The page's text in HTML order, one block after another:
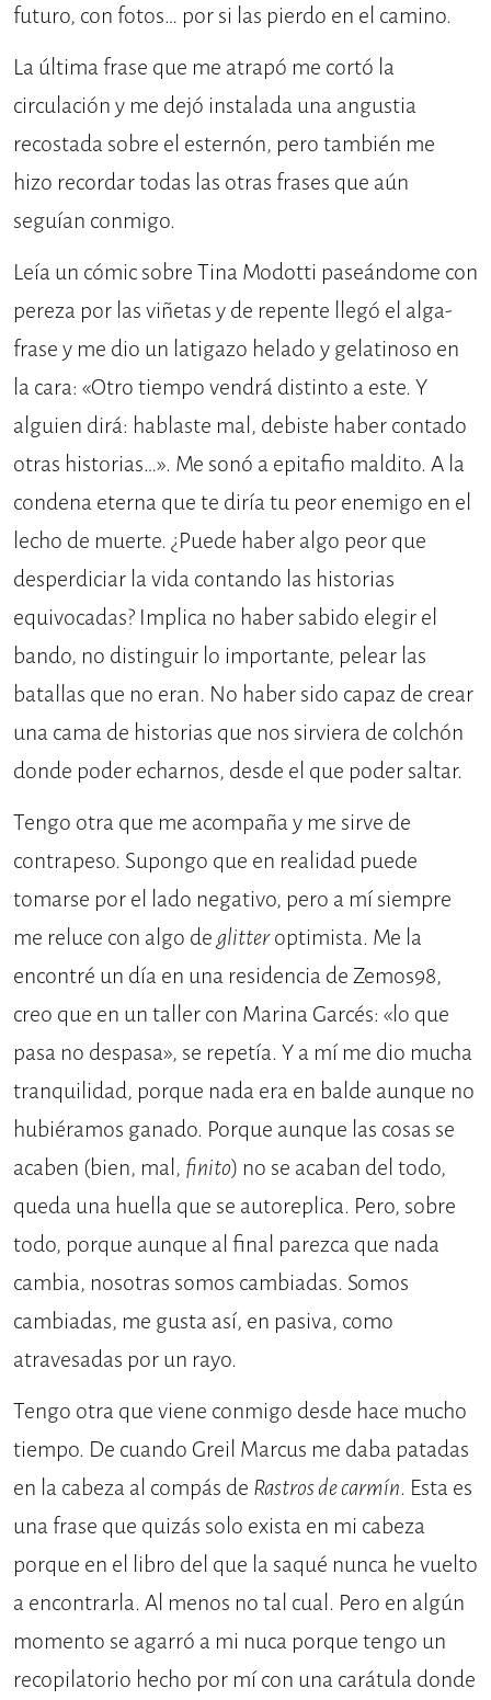
futuro, con fotos… por si las pierdo en el camino.
La última frase que me atrapó me cortó la
circulación y me dejó instalada una angustia
recostada sobre el esternón, pero también me
hizo recordar todas las otras frases que aún
seguían conmigo.
Leía un cómic sobre Tina Modotti paseándome con
pereza por las viñetas y de repente llegó el alga-
frase y me dio un latigazo helado y gelatinoso en
la cara: «Otro tiempo vendrá distinto a este. Y
alguien dirá: hablaste mal, debiste haber contado
otras historias…». Me sonó a epitafio maldito. A la
condena eterna que te diría tu peor enemigo en el
lecho de muerte. ¿Puede haber algo peor que
desperdiciar la vida contando las historias
equivocadas? Implica no haber sabido elegir el
bando, no distinguir lo importante, pelear las
batallas que no eran. No haber sido capaz de crear
una cama de historias que nos sirviera de colchón
donde poder echarnos, desde el que poder saltar.
Tengo otra que me acompaña y me sirve de
contrapeso. Supongo que en realidad puede
tomarse por el lado negativo, pero a mí siempre
me reluce con algo deglitteroptimista. Me la
encontré un día en una residencia de Zemos98,
creo que en un taller con Marina Garcés: «lo que
pasa no despasa», se repetía. Y a mí me dio mucha
tranquilidad, porque nada era en balde aunque no
hubiéramos ganado. Porque aunque las cosas se
acaben (bien, mal, finito) no se acaban del todo,
queda una huella que se autoreplica. Pero, sobre
todo, porque aunque al final parezca que nada
cambia, nosotras somos cambiadas. Somos
cambiadas, me gusta así, en pasiva, como
atravesadas por un rayo.
Tengo otra que viene conmigo desde hace mucho
tiempo. De cuando Greil Marcus me daba patadas
en la cabeza al compás de Rastros de carmín. Esta es
una frase que quizás solo exista en mi cabeza
porque en el libro del que la saqué nunca he vuelto
a encontrarla. Al menos no tal cual. Pero en algún
momento se agarró a mi nuca porque tengo un
recopilatorio hecho por mí con una carátula donde